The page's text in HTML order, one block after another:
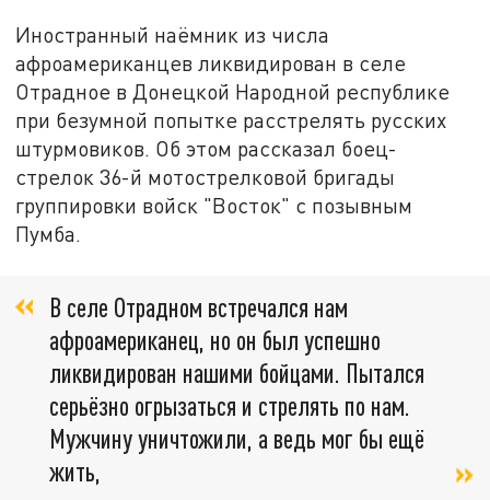
Иностранный наёмник из числа
афроамериканцев ликвидирован в селе
Отрадное в Донецкой Народной республике
при безумной попытке расстрелять русских
штурмовиков. Об этом рассказал боец-
стрелок 36-й мотострелковой бригады
группировки войск "Восток" с позывным
Пумба.
В селе Отрадном встречался нам
афроамериканец, но он был успешно
ликвидирован нашими бойцами. Пытался
серьёзно огрызаться и стрелять по нам.
Мужчину уничтожили, а ведь мог бы ещё
жить,